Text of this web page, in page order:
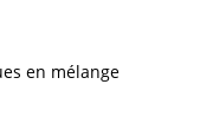
en mélange